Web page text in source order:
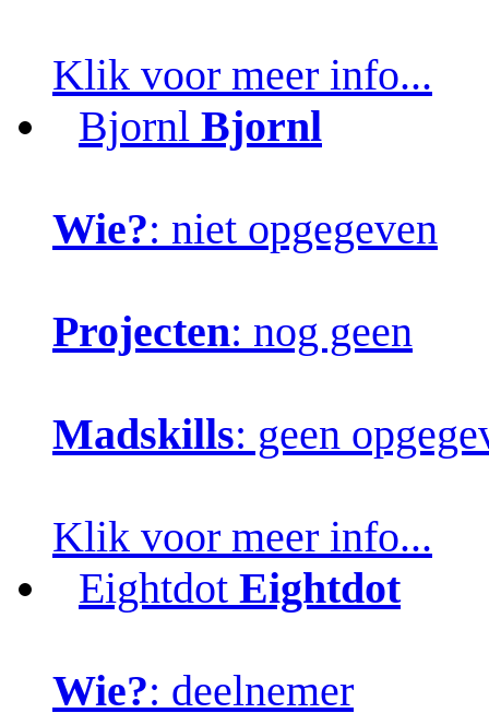
Klik voor meer info...
Bjornl Bjornl
Wie?: niet opgegeven
Projecten: nog geen
Madskills: geen
Klik voor meer info...
Eightdot Eightdot
Wie?: deelnemer